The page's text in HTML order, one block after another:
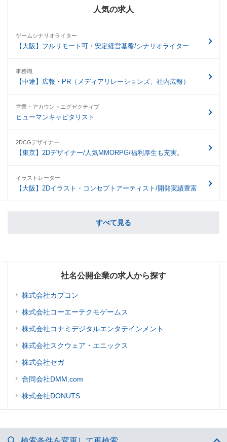
人気の求人
ゲームシナリオライター
【大阪】フルリモート可・安定経営基盤/シナリオライター
事務職
【中途】広報・PR（メディアリレーションズ、社内広報）
営業・アカウントエグゼクティブ
ヒューマンキャピタリスト
2DCGデザイナー
【東京】2Dデザイナー/人気MMORPG/福利厚生も充実。
イラストレーター
【大阪】2Dイラスト・コンセプトアーティスト/開発実績豊富
すべて見る
社名公開企業の求人から探す
株式会社カプコン
株式会社コーエーテクモゲームス
株式会社コナミデジタルエンタテインメント
株式会社スクウェア・エニックス
株式会社セガ
合同会社DMM.com
株式会社DONUTS